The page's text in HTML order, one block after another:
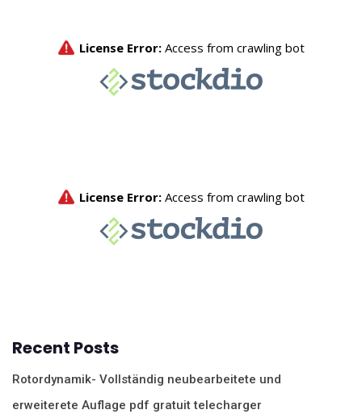
Recent Posts
Rotordynamik- Vollständig neubearbeitete und
erweiterete Auflage pdf gratuit telecharger